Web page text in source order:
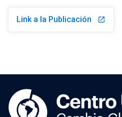
Link a la Publicación launch